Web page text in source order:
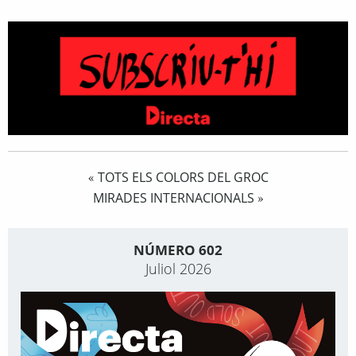
« TOTS ELS COLORS DEL GROC
MIRADES INTERNACIONALS »
NÚMERO 602
Juliol 2026